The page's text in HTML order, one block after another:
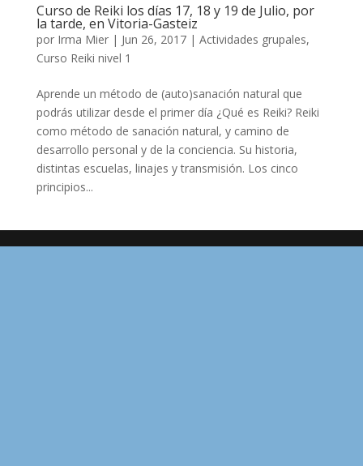
Curso de Reiki los días 17, 18 y 19 de Julio, por
la tarde, en Vitoria-Gasteiz
por Irma Mier| Jun 26, 2017| Actividades grupales,
Curso Reiki nivel 1
Aprende un método de (auto)sanación natural que
podrás utilizar desde el primer día ¿Qué es Reiki? Reiki
como método de sanación natural, y camino de
desarrollo personal y de la conciencia. Su historia,
distintas escuelas, linajes y transmisión. Los cinco
principios...